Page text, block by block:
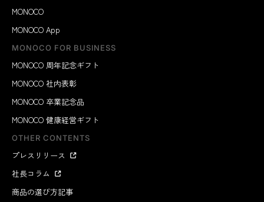
MONOCO
MONOCO App
MONOCO FOR BUSINESS
MONOCO 周年記念ギフト
MONOCO 社内表彰
MONOCO 卒業記念品
MONOCO 健康経営ギフト
OTHER CONTENTS
プレスリリース
社長コラム
商品の選び方記事